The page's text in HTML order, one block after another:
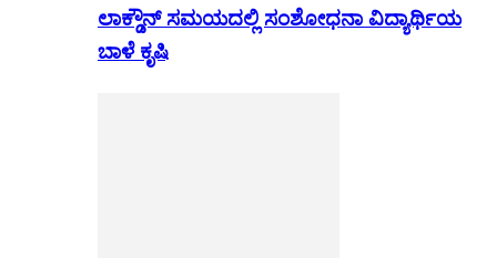
ಲಾಕ್ಡೌನ್ ಸಮಯದಲ್ಲಿ ಸಂಶೋಧನಾ ವಿದ್ಯಾರ್ಥಿಯ
ಬಾಳೆ ಕೃಷಿ